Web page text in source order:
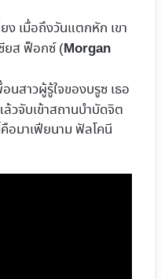
ง เมื่อถึงวันแตกหัก เขา
ยส ฟ็อกซ์ (Morgan
นสาวผู้รู้ใจของบรูซ เธอ
วจับเข้าสถานบำบัดจิต
อมาเฟียนาม ฟัลโคนี